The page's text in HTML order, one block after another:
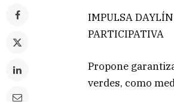
IMPULSA
PARTICIPATIVA
Propone
verdes, como